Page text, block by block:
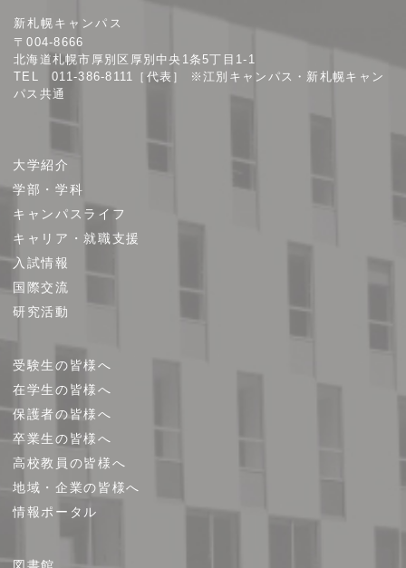
大
学
新札幌キャンパス
〒004-8666
北海道札幌市厚別区厚別中央1条5丁目1-1
TEL 011-386-8111［代表］ ※江別キャンパス・新札幌キャン
パス共通
ト
プ
大学紹介
学部・学科
キャンパスライフ
キャリア・就職支援
入試情報
国際交流
研究活動
受験生の皆様へ
在学生の皆様へ
保護者の皆様へ
卒業生の皆様へ
高校教員の皆様へ
地域・企業の皆様へ
情報ポータル